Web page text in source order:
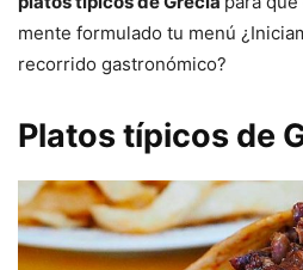
mente formulado tu menú
recorrido gastronómico?
Platos típicos de